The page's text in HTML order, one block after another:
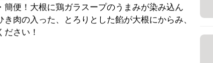
便！大根に鶏ガラスープのうまみが染み込ん
肉の入った、とろりとした餡が大根にからみ、
さい！